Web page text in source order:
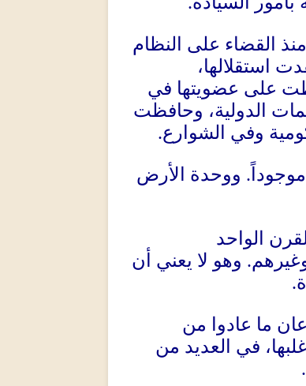
القضاء على النظام
استقلالها،
على عضويتها في
الدولية، وحافظت
وفي الشوارع.
. ووحدة الأرض
الواحد
. وهو لا يعني أن
.
ما عادوا من
في العديد من
.